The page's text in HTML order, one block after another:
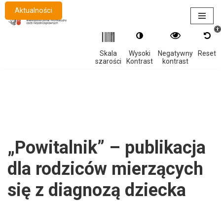
Skala
szarości
Wysoki
Kontrast
Negatywny
kontrast
Reset
Przejdź
„Powitalnik” – publikacja
dla rodziców mierzących
się z diagnozą dziecka
Aktualności